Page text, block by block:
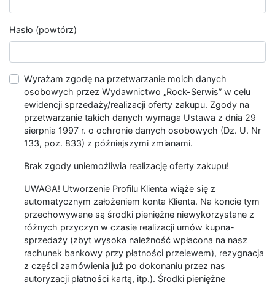
Hasło (powtórz)
Wyrażam zgodę na przetwarzanie moich danych
osobowych przez Wydawnictwo „Rock-Serwis” w celu
ewidencji sprzedaży/realizacji oferty zakupu. Zgody na
przetwarzanie takich danych wymaga Ustawa z dnia 29
sierpnia 1997 r. o ochronie danych osobowych (Dz. U. Nr
133, poz. 833) z późniejszymi zmianami.
Brak zgody uniemożliwia realizację oferty zakupu!
UWAGA! Utworzenie Profilu Klienta wiąże się z
automatycznym założeniem konta Klienta. Na koncie tym
przechowywane są środki pieniężne niewykorzystane z
różnych przyczyn w czasie realizacji umów kupna-
sprzedaży (zbyt wysoka należność wpłacona na nasz
rachunek bankowy przy płatności przelewem), rezygnacja
z części zamówienia już po dokonaniu przez nas
autoryzacji płatności kartą, itp.). Środki pieniężne